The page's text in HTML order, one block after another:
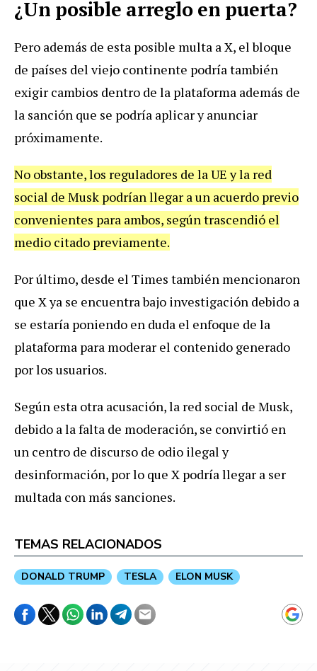
¿Un posible arreglo en puerta?
Pero además de esta posible multa a X, el bloque
de países del viejo continente podría también
exigir cambios dentro de la plataforma además de
la sanción que se podría aplicar y anunciar
próximamente.
No obstante, los reguladores de la UE y la red
social de Musk podrían llegar a un acuerdo previo
convenientes para ambos, según trascendió el
medio citado previamente.
Por último, desde el Times también mencionaron
que X ya se encuentra bajo investigación debido a
se estaría poniendo en duda el enfoque de la
plataforma para moderar el contenido generado
por los usuarios.
Según esta otra acusación, la red social de Musk,
debido a la falta de moderación, se convirtió en
un centro de discurso de odio ilegal y
desinformación, por lo que X podría llegar a ser
multada con más sanciones.
TEMAS RELACIONADOS
DONALD TRUMP TESLA ELON MUSK